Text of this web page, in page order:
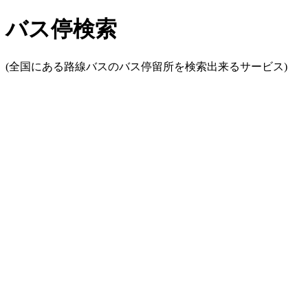
バス停検索
(全国にある路線バスのバス停留所を検索出来るサービス)